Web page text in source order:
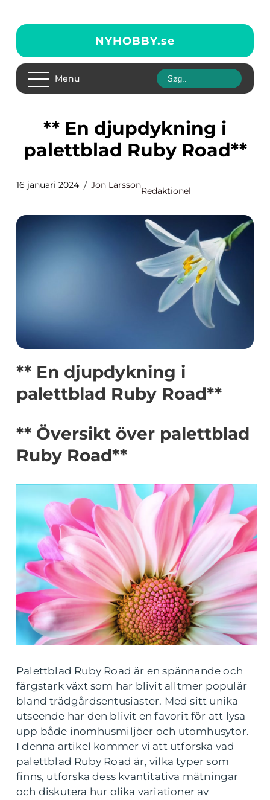
NYHOBBY.se
Menu
** En djupdykning i
palettblad Ruby Road**
16 januari 2024 Jon Larsson
Redaktionel
** En djupdykning i
palettblad Ruby Road**
** Översikt över palettblad
Ruby Road**
Palettblad Ruby Road är en spännande och
färgstark växt som har blivit alltmer populär
bland trädgårdsentusiaster. Med sitt unika
utseende har den blivit en favorit för att lysa
upp både inomhusmiljöer och utomhusytor.
I denna artikel kommer vi att utforska vad
palettblad Ruby Road är, vilka typer som
finns, utforska dess kvantitativa mätningar
och diskutera hur olika variationer av